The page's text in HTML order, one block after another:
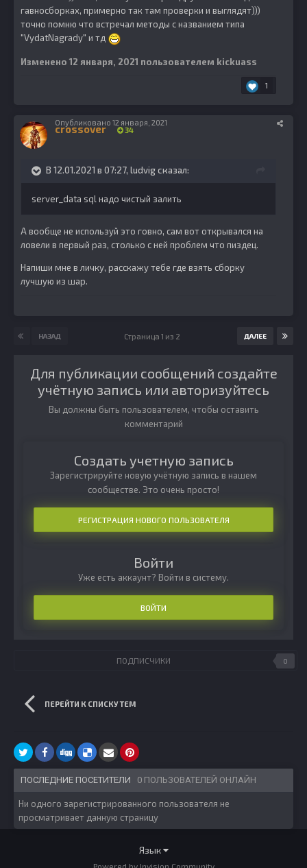
гавносборках, примерно так там проверки и выглядят)))
точно помню что встречал методы с названием типа
"VydatNagrady" и тд
Изменено 12 января, 2021 пользователем kickuass
1
crossover 34
Опубликовано 12 января, 2021
В 12.01.2021 в 07:27, ludvigсказал:
server_data sql надо чистый залить
А вообще не используй это говно, сам вот открывался на
ловели в первый раз, столько с ней проблем что пиздец.
Напиши мне в личку, расскажу тебе где взять сборку
лучшую из шар.
НАЗАД ДАЛЕЕ
Страница 1 из 2
Для публикации сообщений создайте
учётную запись или авторизуйтесь
Вы должны быть пользователем, чтобы оставить
комментарий
Создать учетную запись
Зарегистрируйте новую учётную запись в нашем
сообществе. Это очень просто!
РЕГИСТРАЦИЯ НОВОГО ПОЛЬЗОВАТЕЛЯ
Войти
Уже есть аккаунт? Войти в систему.
ВОЙТИ
ПОДПИСЧИКИ 0
ПЕРЕЙТИ К СПИСКУ ТЕМ
ПОСЛЕДНИЕ ПОСЕТИТЕЛИ 0 ПОЛЬЗОВАТЕЛЕЙ ОНЛАЙН
Ни одного зарегистрированного пользователя не
просматривает данную страницу
Язык
Powered by Invision Community